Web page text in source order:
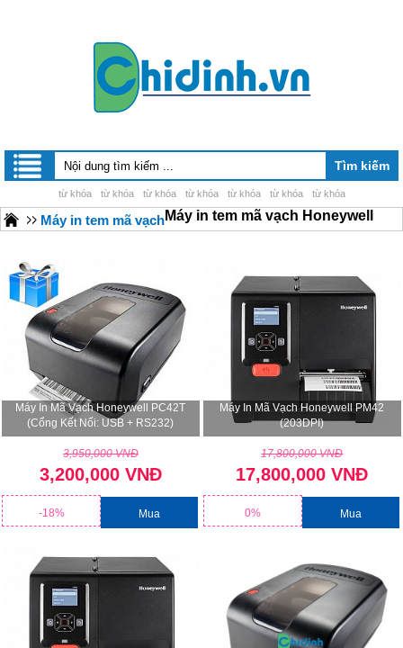
từ khóa từ khóa từ khóa từ khóa từ khóa từ khóa từ khóa
Máy in tem mã vạchMáy in tem mã vạch Honeywell
Máy In Mã Vạch Honeywell PC42T
(Cổng Kết Nối: USB + RS232)
3,950,000 VNĐ
3,200,000 VNĐ
-18% Mua
Máy In Mã Vạch Honeywell PM42
(203DPI)
17,800,000 VNĐ
17,800,000 VNĐ
0% Mua